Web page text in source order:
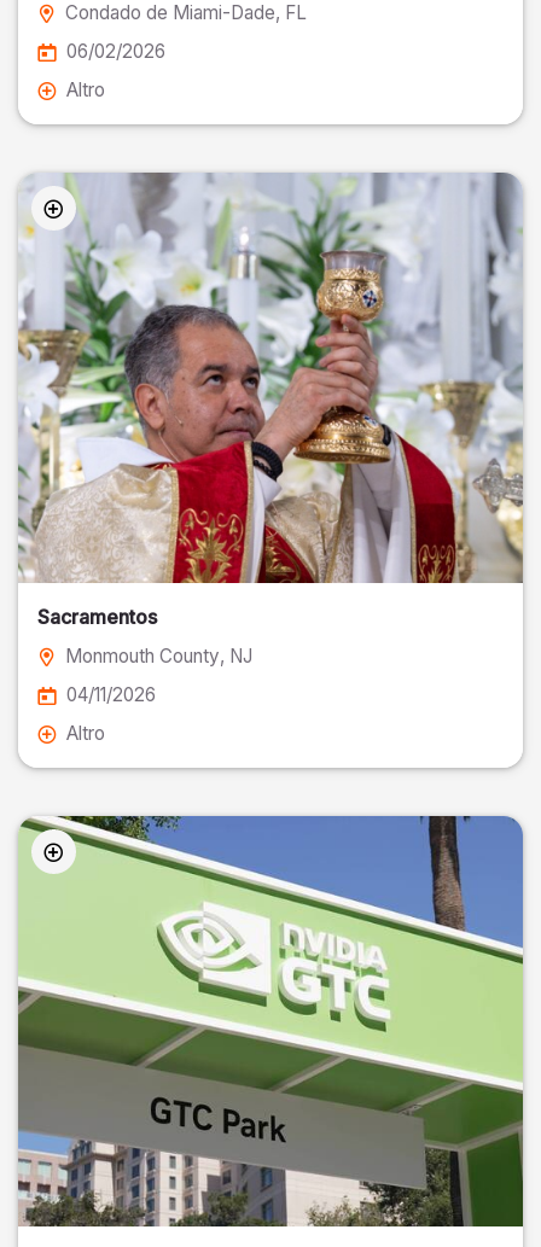
Condado de Miami-Dade, FL
06/02/2026
Altro
Sacramentos
Monmouth County, NJ
04/11/2026
Altro